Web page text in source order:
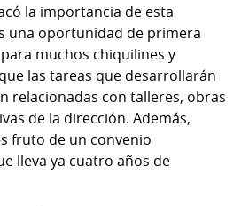
la importancia de esta
una oportunidad de primera
muchos chiquilines y
las tareas que desarrollarán
relacionadas con talleres, obras
de la dirección. Además,
fruto de un convenio
lleva ya cuatro años de